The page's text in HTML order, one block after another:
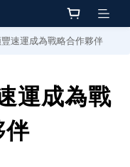
速運成為戰略合作夥伴
運成為戰
伴